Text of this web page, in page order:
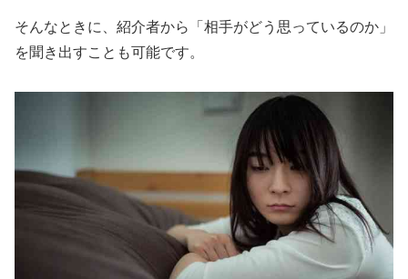
そんなときに、紹介者から「相手がどう思っているのか」
を聞き出すことも可能です。